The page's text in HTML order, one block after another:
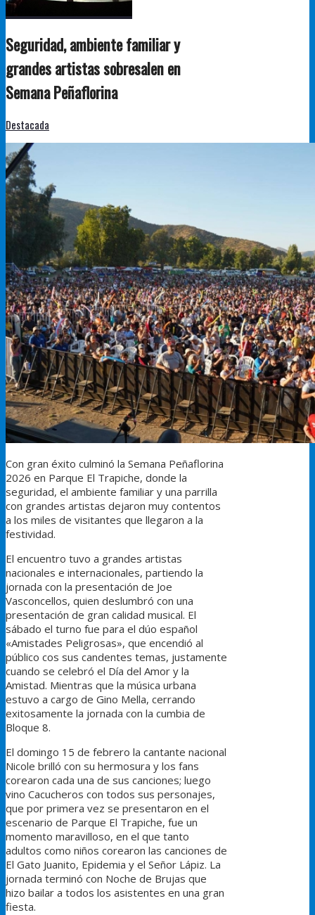
Seguridad, ambiente familiar y
grandes artistas sobresalen en
Semana Peñaflorina
Destacada
Con gran éxito culminó la Semana Peñaflorina
2026 en Parque El Trapiche, donde la
seguridad, el ambiente familiar y una parrilla
con grandes artistas dejaron muy contentos
a los miles de visitantes que llegaron a la
festividad.
El encuentro tuvo a grandes artistas
nacionales e internacionales, partiendo la
jornada con la presentación de Joe
Vasconcellos, quien deslumbró con una
presentación de gran calidad musical. El
sábado el turno fue para el dúo español
«Amistades Peligrosas», que encendió al
público cos sus candentes temas, justamente
cuando se celebró el Día del Amor y la
Amistad. Mientras que la música urbana
estuvo a cargo de Gino Mella, cerrando
exitosamente la jornada con la cumbia de
Bloque 8.
El domingo 15 de febrero la cantante nacional
Nicole brilló con su hermosura y los fans
corearon cada una de sus canciones; luego
vino Cacucheros con todos sus personajes,
que por primera vez se presentaron en el
escenario de Parque El Trapiche, fue un
momento maravilloso, en el que tanto
adultos como niños corearon las canciones de
El Gato Juanito, Epidemia y el Señor Lápiz. La
jornada terminó con Noche de Brujas que
hizo bailar a todos los asistentes en una gran
fiesta.